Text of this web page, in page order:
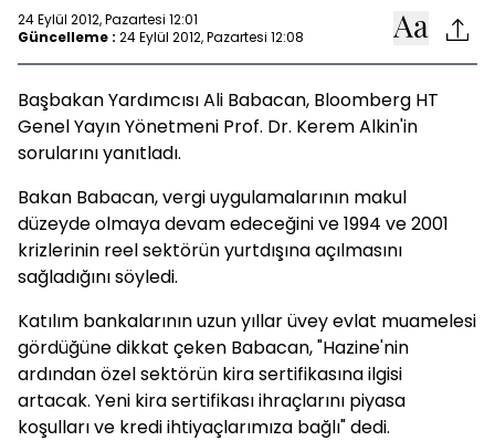
24 Eylül 2012, Pazartesi 12:01
Güncelleme : 24 Eylül 2012, Pazartesi 12:08
Başbakan Yardımcısı Ali Babacan, Bloomberg HT
Genel Yayın Yönetmeni Prof. Dr. Kerem Alkin'in
sorularını yanıtladı.
Bakan Babacan, vergi uygulamalarının makul
düzeyde olmaya devam edeceğini ve 1994 ve 2001
krizlerinin reel sektörün yurtdışına açılmasını
sağladığını söyledi.
Katılım bankalarının uzun yıllar üvey evlat muamelesi
gördüğüne dikkat çeken Babacan, "Hazine'nin
ardından özel sektörün kira sertifikasına ilgisi
artacak. Yeni kira sertifikası ihraçlarını piyasa
koşulları ve kredi ihtiyaçlarımıza bağlı" dedi.